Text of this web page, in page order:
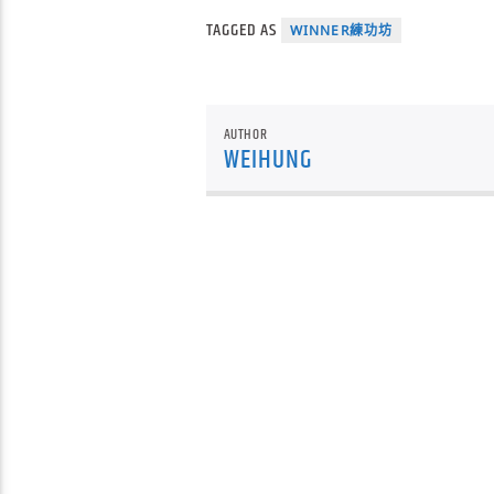
TAGGED AS WINNER練功坊
AUTHOR
WEIHUNG